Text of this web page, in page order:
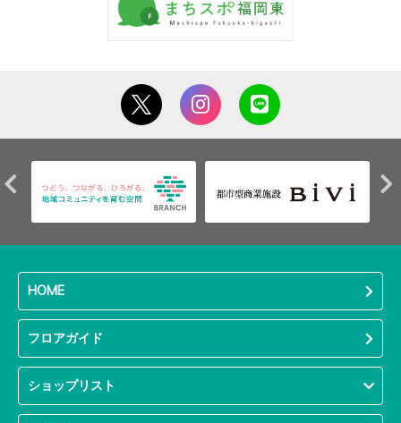
HOME
フロアガイド
ショップリスト